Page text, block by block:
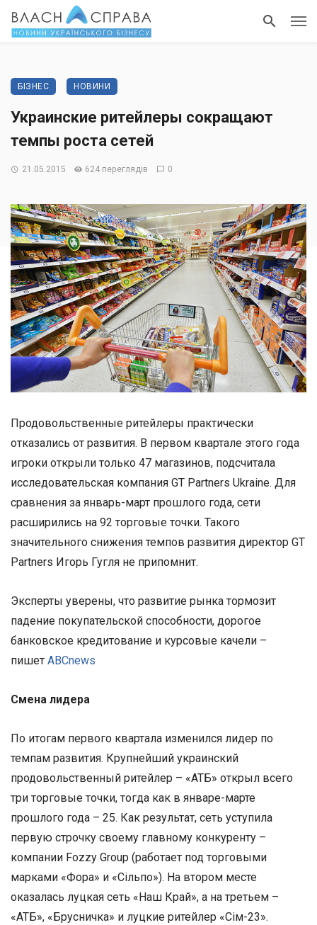
БІЗНЕС НОВИНИ
Украинские ритейлеры сокращают
темпы роста сетей
21.05.2015 624 переглядів 0
Продовольственные ритейлеры практически
отказались от развития. В первом квартале этого года
игроки открыли только 47 магазинов, подсчитала
исследовательская компания GT Partners Ukraine. Для
сравнения за январь-март прошлого года, сети
расширились на 92 торговые точки. Такого
значительного снижения темпов развития директор GT
Partners Игорь Гугля не припомнит.
Эксперты уверены, что развитие рынка тормозит
падение покупательской способности, дорогое
банковское кредитование и курсовые качели –
пишет ABCnews
Смена лидера
По итогам первого квартала изменился лидер по
темпам развития. Крупнейший украинский
продовольственный ритейлер – «АТБ» открыл всего
три торговые точки, тогда как в январе-марте
прошлого года – 25. Как результат, сеть уступила
первую строчку своему главному конкуренту –
компании Fozzy Group (работает под торговыми
марками «Фора» и «Сільпо»). На втором месте
оказалась луцкая сеть «Наш Край», а на третьем –
«АТБ», «Брусничка» и луцкие ритейлер «Сім-23».